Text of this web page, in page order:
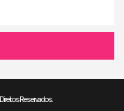
Reservados.